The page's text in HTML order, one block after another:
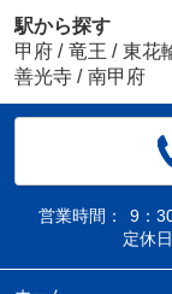
駅から探す
甲府 / 竜王 / 東花
善光寺 / 南甲府
営業時間：
9：
定休日